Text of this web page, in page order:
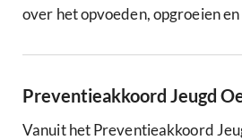
over het opvoeden, opgroeien
Preventieakkoord Jeugd
Vanuit het Preventieakkoord